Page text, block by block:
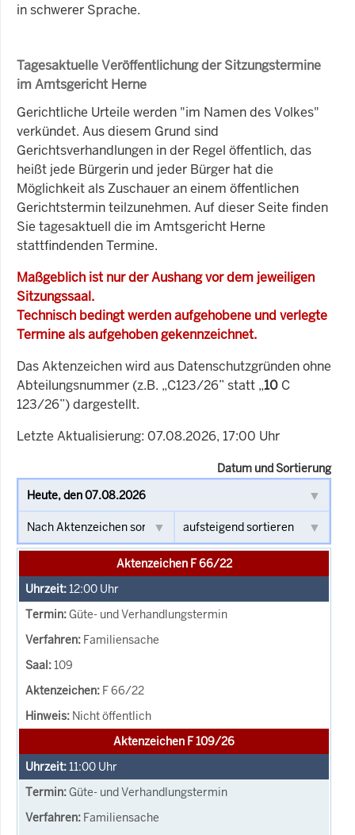
in schwerer Sprache.
Tagesaktuelle Veröffentlichung der Sitzungstermine
im Amtsgericht Herne
Gerichtliche Urteile werden "im Namen des Volkes"
verkündet. Aus diesem Grund sind
Gerichtsverhandlungen in der Regel öffentlich, das
heißt jede Bürgerin und jeder Bürger hat die
Möglichkeit als Zuschauer an einem öffentlichen
Gerichtstermin teilzunehmen. Auf dieser Seite finden
Sie tagesaktuell die im Amtsgericht Herne
stattfindenden Termine.
Maßgeblich ist nur der Aushang vor dem jeweiligen
Sitzungssaal.
Technisch bedingt werden aufgehobene und verlegte
Termine als aufgehoben gekennzeichnet.
Das Aktenzeichen wird aus Datenschutzgründen ohne
Abteilungsnummer (z.B. „C123/26” statt „10 C
123/26”) dargestellt.
Letzte Aktualisierung: 07.08.2026, 17:00 Uhr
Datum und Sortierung
Aktenzeichen F 66/22
12:00 Uhr
Güte- und Verhandlungstermin
Familiensache
109
F 66/22
Nicht öffentlich
Aktenzeichen F 109/26
11:00 Uhr
Güte- und Verhandlungstermin
Familiensache